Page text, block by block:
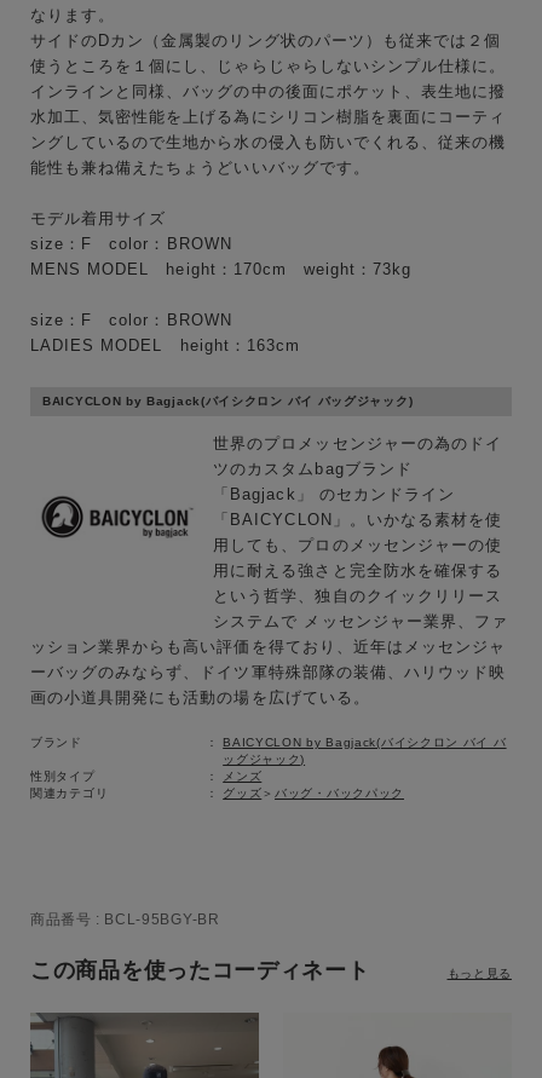
キーワード
MENS LADIES KIDS
ブランド
なります。
サイドのDカン（金属製のリング状のパーツ）も従来では２個
使うところを１個にし、じゃらじゃらしないシンプル仕様に。
インラインと同様、バッグの中の後面にポケット、表生地に撥
水加工、気密性能を上げる為にシリコン樹脂を裏面にコーティ
ングしているので生地から水の侵入も防いでくれる、従来の機
能性も兼ね備えたちょうどいいバッグです。
モデル着用サイズ
size：F color：BROWN
MENS MODEL height：170cm weight：73kg
size：F color：BROWN
LADIES MODEL height：163cm
BAICYCLON by Bagjack(バイシクロン バイ バッグジャック)
世界のプロメッセンジャーの為のドイ
ツのカスタムbagブランド
「Bagjack」 のセカンドライン
「BAICYCLON」。いかなる素材を使
用しても、プロのメッセンジャーの使
用に耐える強さと完全防水を確保する
という哲学、独自のクイックリリース
システムで メッセンジャー業界、ファ
ッション業界からも高い評価を得ており、近年はメッセンジャ
ーバッグのみならず、ドイツ軍特殊部隊の装備、ハリウッド映
画の小道具開発にも活動の場を広げている。
ブランド
BAICYCLON by Bagjack(バイシクロン バイ バ
ッグジャック)
性別タイプ
メンズ
関連カテゴリ
グッズ＞ バッグ・バックパック
商品番号 BCL-95BGY-BR
この商品を使ったコーディネート もっと見る